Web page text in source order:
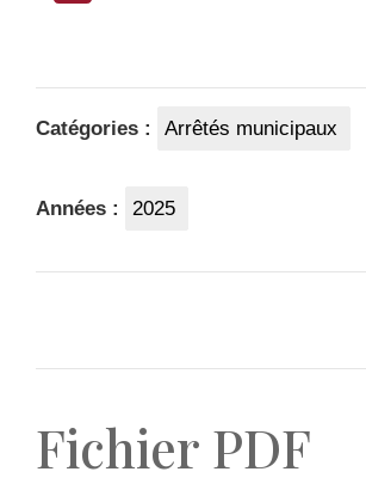
Catégories : Arrêtés municipaux
Années : 2025
Fichier PDF